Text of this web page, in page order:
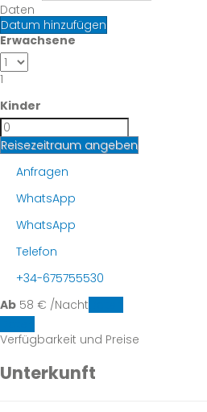
Daten
Datum hinzufügen
Erwachsene
1
Kinder
Reisezeitraum angeben
Anfragen
WhatsApp
WhatsApp
Telefon
+34-675755530
Ab 58 € /Nacht
Verfügbarkeit und Preise
Unterkunft